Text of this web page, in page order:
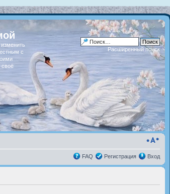
с
своё
Расширенный поиск
FAQ Регистрация Вход